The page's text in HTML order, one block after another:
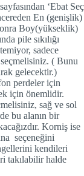
‘Ebat Seç
En (genişlik)
Boy(yükseklik)
pile sıkılığı
sadece
seçmelisiniz. ( Bunu
gelecektir.)
perdeler için
için önemlidir.
sağ ve sol
bu alanın bir
Korniş ise
seçeneğini
kendileri
takılabilir halde